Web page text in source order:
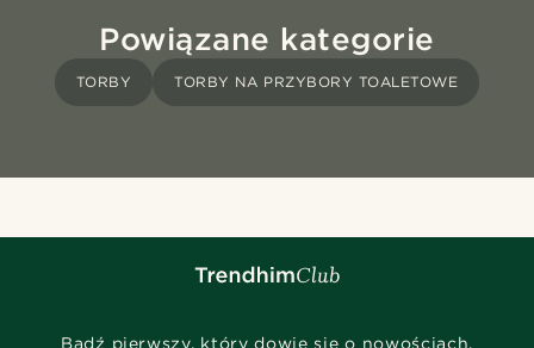
Powiązane kategorie
TORBY TORBY NA PRZYBORY TOALETOWE
Bądź pierwszy, który dowie się o nowościach,